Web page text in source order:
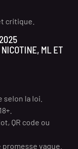
critique.
ML ET
la loi.
QR code ou
vague.